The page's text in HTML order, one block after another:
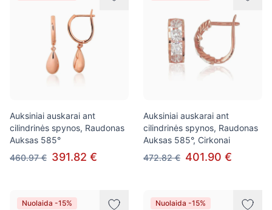
Auksiniai auskarai ant
cilindrinės spynos, Raudonas
Auksas 585°
460.97 € 391.82 €
Auksiniai auskarai ant
cilindrinės spynos, Raudonas
Auksas 585°, Cirkonai
472.82 € 401.90 €
Nuolaida -15% Nuolaida -15%